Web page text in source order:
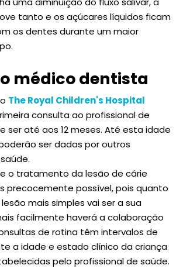
tanto e os açúcares líquidos ficam
os dentes durante um maior
médico dentista
The Royal Children's Hospital
consulta ao profissional de
ser até aos 12 meses. Até esta idade
ser dadas por outros
o tratamento da lesão de cárie
precocemente possível, pois quanto
mais simples vai ser a sua
facilmente haverá a colaboração
de rotina têm intervalos de
a idade e estado clínico da criança
pelo profissional de saúde.